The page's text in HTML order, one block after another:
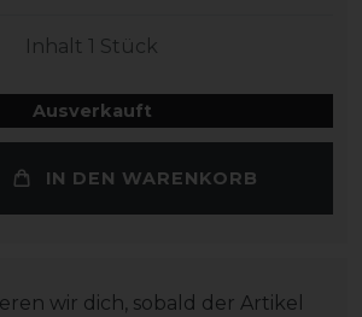
Inhalt 1 Stück
Ausverkauft
IN DEN WARENKORB
wir dich, sobald der Artikel